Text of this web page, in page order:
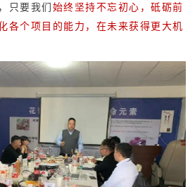
只要我们 始终坚持不忘初心，砥砺前
各个项目的能力，在未来获得更大机